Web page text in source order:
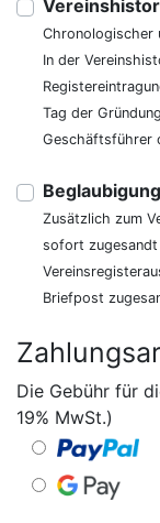
Chronologischer
In der
Tag der
Geschäftsführer
Beglaubigung
Zusätzlich zum
sofort zugesandt
Briefpost
Die Gebühr für
19% MwSt.)